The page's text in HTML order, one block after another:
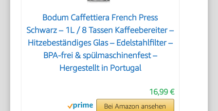
Bodum Caffettiera French Press
Schwarz – 1L / 8 Tassen Kaffeebereiter –
Hitzebeständiges Glas – Edelstahlfilter –
BPA-frei & spülmaschinenfest –
Hergestellt in Portugal
16,99 €
Bei Amazon ansehen